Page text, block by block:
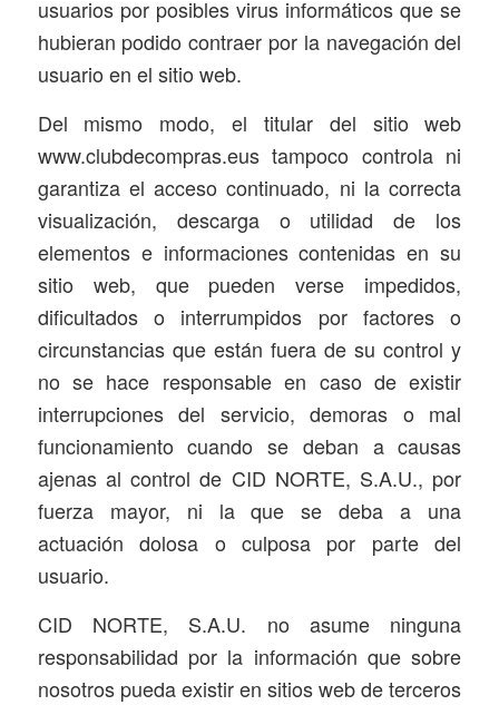
usuarios por posibles virus informáticos que se
hubieran podido contraer por la navegación del
usuario en el sitio web.
Del mismo modo, el titular del sitio web
www.clubdecompras.eus tampoco controla ni
garantiza el acceso continuado, ni la correcta
visualización, descarga o utilidad de los
elementos e informaciones contenidas en su
sitio web, que pueden verse impedidos,
dificultados o interrumpidos por factores o
circunstancias que están fuera de su control y
no se hace responsable en caso de existir
interrupciones del servicio, demoras o mal
funcionamiento cuando se deban a causas
ajenas al control de CID NORTE, S.A.U., por
fuerza mayor, ni la que se deba a una
actuación dolosa o culposa por parte del
usuario.
CID NORTE, S.A.U. no asume ninguna
responsabilidad por la información que sobre
nosotros pueda existir en sitios web de terceros